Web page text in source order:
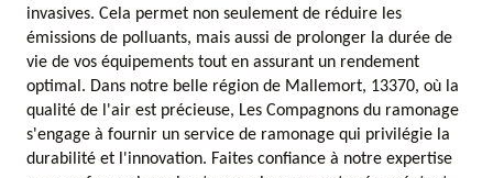
invasives. Cela permet non seulement de réduire les
émissions de polluants, mais aussi de prolonger la durée de
vie de vos équipements tout en assurant un rendement
optimal. Dans notre belle région de Mallemort, 13370, où la
qualité de l'air est précieuse, Les Compagnons du ramonage
s'engage à fournir un service de ramonage qui privilégie la
durabilité et l'innovation. Faites confiance à notre expertise